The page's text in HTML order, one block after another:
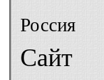
Россия
Сайт